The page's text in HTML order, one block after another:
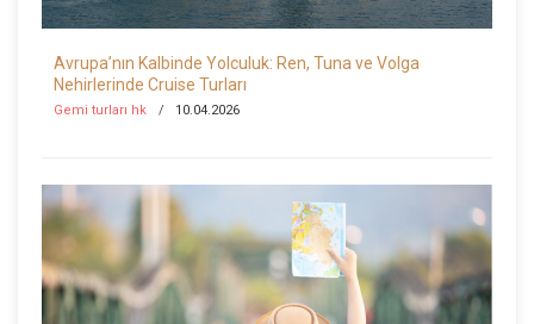
Avrupa’nın Kalbinde Yolculuk: Ren, Tuna ve Volga
Nehirlerinde Cruise Turları
Gemi turları hk 10.04.2026